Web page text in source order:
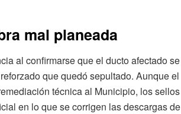
mal planeada
al confirmarse que el ducto afectado se
que quedó sepultado. Aunque el
técnica al Municipio, los sellos
en lo que se corrigen las descargas de